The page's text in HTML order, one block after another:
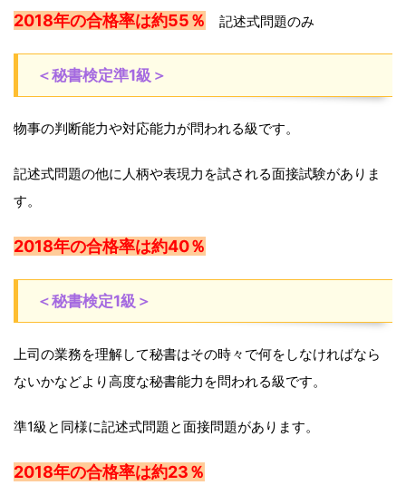
2018年の合格率は約55％ 記述式問題のみ
＜秘書検定準1級＞
物事の判断能力や対応能力が問われる級です。
記述式問題の他に人柄や表現力を試される面接試験がありま
す。
2018年の合格率は約40％
＜秘書検定1級＞
上司の業務を理解して秘書はその時々で何をしなければなら
ないかなどより高度な秘書能力を問われる級です。
準1級と同様に記述式問題と面接問題があります。
2018年の合格率は約23％